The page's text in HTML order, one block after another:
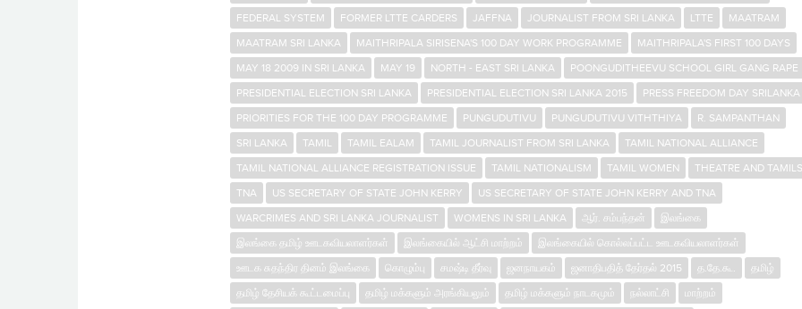
FEDERAL SYSTEM
FORMER LTTE CARDERS JAFFNA JOURNALIST FROM SRI LANKA LTTE
MAATRAM
MAATRAM SRI LANKA
MAITHRIPALA SIRISENA'S 100 DAY WORK PROGRAMME
MAITHRIPALA'S FIRST 100 DAYS
MAY 18 2009 IN SRI LANKA
MAY 19 NORTH - EAST SRI LANKA
POONGUDITHEEVU SCHOOL GIRL GANG RAPE
PRESIDENTIAL ELECTION SRI LANKA
PRESIDENTIAL ELECTION SRI LANKA 2015
PRESS FREEDOM DAY SRILANKA
PRIORITIES FOR THE 100 DAY PROGRAMME
PUNGUDUTIVU PUNGUDUTIVU VITHTHIYA
R. SAMPANTHAN
SRI LANKA
TAMIL TAMIL EALAM TAMIL JOURNALIST FROM SRI LANKA
TAMIL NATIONAL ALLIANCE
TAMIL NATIONAL ALLIANCE REGISTRATION ISSUE
TAMIL NATIONALISM TAMIL WOMEN
THEATRE AND TAMILS
TNA
US SECRETARY OF STATE JOHN KERRY
US SECRETARY OF STATE JOHN KERRY AND TNA
WARCRIMES AND SRI LANKA JOURNALIST
WOMENS IN SRI LANKA ஆர். சம்பந்தன்
இலங்கை
இலங்கை தமிழ் ஊடகவியலாளர்கள்
இலங்கையில் ஆட்சி மாற்றம்
இலங்கையில் கொல்லப்பட்ட ஊடகவியலாளர்கள்
ஊடக சுதந்திர தினம் இலங்கை
கொழும்பு சமஷ்டி தீர்வு ஜனநாயகம் ஜனாதிபதித் தேர்தல் 2015 த.தே.கூ.
தமிழ்
தமிழ் தேசியக் கூட்டமைப்பு
தமிழ் மக்களும் அரங்கியலும் தமிழ் மக்களும் நாடகமும் நல்லாட்சி
மாற்றம்